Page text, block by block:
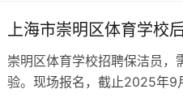
上海市崇明区体育学校
崇明区体育学校招聘保洁员，
验。现场报名，截止2025年9